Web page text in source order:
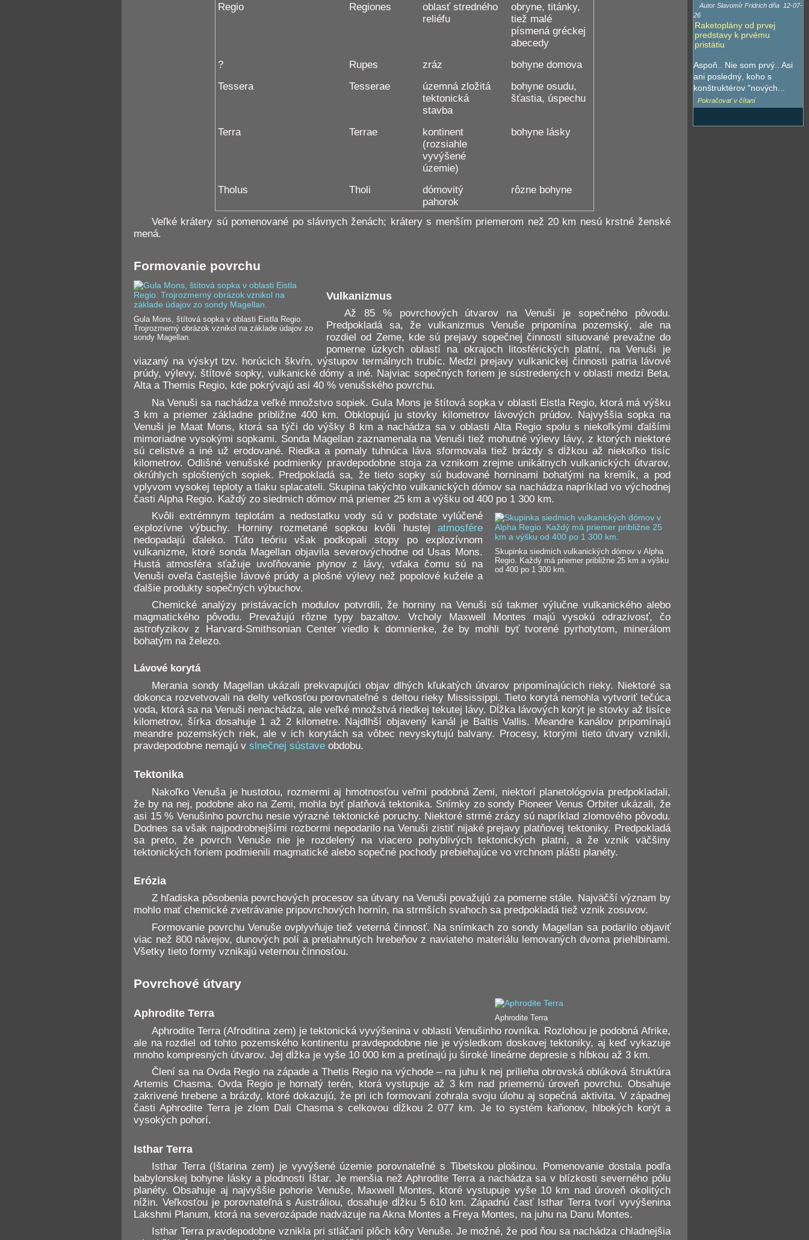
Regio
Regiones
oblasť stredného
reliéfu
obryne, titánky,
tiež malé
písmená gréckej
abecedy
?
Rupes zráz
bohyne domova
Tessera
Tesserae
územná zložitá
tektonická
stavba
bohyne osudu,
šťastia, úspechu
Terra Terrae
kontinent
(rozsiahle
vyvýšené
územie)
bohyne lásky
Tholus Tholi
dómovitý
pahorok
rôzne bohyne
Veľké krátery sú pomenované po slávnych ženách; krátery s menším priemerom než 20 km nesú krstné ženské
mená.
Formovanie povrchu
Gula Mons, štítová sopka v oblasti Eistla Regio.
Trojrozmerný obrázok vznikol na základe údajov zo
sondy Magellan.
Vulkanizmus
Až 85 % povrchových útvarov na Venuši je sopečného pôvodu.
Predpokladá sa, že vulkanizmus Venuše pripomína pozemský, ale na
rozdiel od Zeme, kde sú prejavy sopečnej činnosti situované prevažne do
pomerne úzkych oblastí na okrajoch litosférických platní, na Venuši je
viazaný na výskyt tzv. horúcich škvŕn, výstupov termálnych trubíc. Medzi prejavy vulkanickej činnosti patria lávové
prúdy, výlevy, štítové sopky, vulkanické dómy a iné. Najviac sopečných foriem je sústredených v oblasti medzi Beta,
Alta a Themis Regio, kde pokrývajú asi 40 % venušského povrchu.
Na Venuši sa nachádza veľké množstvo sopiek. Gula Mons je štítová sopka v oblasti Eistla Regio, ktorá má výšku
3 km a priemer základne približne 400 km. Obklopujú ju stovky kilometrov lávových prúdov. Najvyššia sopka na
Venuši je Maat Mons, ktorá sa týči do výšky 8 km a nachádza sa v oblasti Alta Regio spolu s niekoľkými ďalšími
mimoriadne vysokými sopkami. Sonda Magellan zaznamenala na Venuši tiež mohutné výlevy lávy, z ktorých niektoré
sú celistvé a iné už erodované. Riedka a pomaly tuhnúca láva sformovala tiež brázdy s dĺžkou až niekoľko tisíc
kilometrov. Odlišné venušské podmienky pravdepodobne stoja za vznikom zrejme unikátnych vulkanických útvarov,
okrúhlych sploštených sopiek. Predpokladá sa, že tieto sopky sú budované horninami bohatými na kremík, a pod
vplyvom vysokej teploty a tlaku splacateli. Skupina takýchto vulkanických dómov sa nachádza napríklad vo východnej
časti Alpha Regio. Každý zo siedmich dómov má priemer 25 km a výšku od 400 po 1 300 km.
Skupinka siedmich vulkanických dómov v Alpha
Regio. Každý má priemer približne 25 km a výšku
od 400 po 1 300 km.
Kvôli extrémnym teplotám a nedostatku vody sú v podstate vylúčené
explozívne výbuchy. Horniny rozmetané sopkou kvôli hustej atmosfére
nedopadajú ďaleko. Túto teóriu však podkopali stopy po explozívnom
vulkanizme, ktoré sonda Magellan objavila severovýchodne od Usas Mons.
Hustá atmosféra sťažuje uvoľňovanie plynov z lávy, vďaka čomu sú na
Venuši oveľa častejšie lávové prúdy a plošné výlevy než popolové kužele a
ďalšie produkty sopečných výbuchov.
Chemické analýzy pristávacích modulov potvrdili, že horniny na Venuši sú takmer výlučne vulkanického alebo
magmatického pôvodu. Prevažujú rôzne typy bazaltov. Vrcholy Maxwell Montes majú vysokú odrazivosť, čo
astrofyzikov z Harvard-Smithsonian Center viedlo k domnienke, že by mohli byť tvorené pyrhotytom, minerálom
bohatým na železo.
Lávové korytá
Merania sondy Magellan ukázali prekvapujúci objav dlhých kľukatých útvarov pripomínajúcich rieky. Niektoré sa
dokonca rozvetvovali na delty veľkosťou porovnateľné s deltou rieky Mississippi. Tieto korytá nemohla vytvoriť tečúca
voda, ktorá sa na Venuši nenachádza, ale veľké množstvá riedkej tekutej lávy. Dĺžka lávových korýt je stovky až tisíce
kilometrov, šírka dosahuje 1 až 2 kilometre. Najdlhší objavený kanál je Baltis Vallis. Meandre kanálov pripomínajú
meandre pozemských riek, ale v ich korytách sa vôbec nevyskytujú balvany. Procesy, ktorými tieto útvary vznikli,
pravdepodobne nemajú v slnečnej sústave obdobu.
Tektonika
Nakoľko Venuša je hustotou, rozmermi aj hmotnosťou veľmi podobná Zemi, niektorí planetológovia predpokladali,
že by na nej, podobne ako na Zemi, mohla byť platňová tektonika. Snímky zo sondy Pioneer Venus Orbiter ukázali, že
asi 15 % Venušinho povrchu nesie výrazné tektonické poruchy. Niektoré strmé zrázy sú napríklad zlomového pôvodu.
Dodnes sa však najpodrobnejšími rozbormi nepodarilo na Venuši zistiť nijaké prejavy platňovej tektoniky. Predpokladá
sa preto, že povrch Venuše nie je rozdelený na viacero pohyblivých tektonických platní, a že vznik väčšiny
tektonických foriem podmienili magmatické alebo sopečné pochody prebiehajúce vo vrchnom plášti planéty.
Erózia
Z hľadiska pôsobenia povrchových procesov sa útvary na Venuši považujú za pomerne stále. Najväčší význam by
mohlo mať chemické zvetrávanie pripovrchových hornín, na strmších svahoch sa predpokladá tiež vznik zosuvov.
Formovanie povrchu Venuše ovplyvňuje tiež veterná činnosť. Na snímkach zo sondy Magellan sa podarilo objaviť
viac než 800 návejov, dunových polí a pretiahnutých hrebeňov z naviateho materiálu lemovaných dvoma priehlbinami.
Všetky tieto formy vznikajú veternou činnosťou.
Povrchové útvary
Aphrodite Terra
Aphrodite Terra
Aphrodite Terra (Afroditina zem) je tektonická vyvýšenina v oblasti Venušinho rovníka. Rozlohou je podobná Afrike,
ale na rozdiel od tohto pozemského kontinentu pravdepodobne nie je výsledkom doskovej tektoniky, aj keď vykazuje
mnoho kompresných útvarov. Jej dĺžka je vyše 10 000 km a pretínajú ju široké lineárne depresie s hĺbkou až 3 km.
Člení sa na Ovda Regio na západe a Thetis Regio na východe – na juhu k nej prilieha obrovská oblúková štruktúra
Artemis Chasma. Ovda Regio je hornatý terén, ktorá vystupuje až 3 km nad priemernú úroveň povrchu. Obsahuje
zakrivené hrebene a brázdy, ktoré dokazujú, že pri ich formovaní zohrala svoju úlohu aj sopečná aktivita. V západnej
časti Aphrodite Terra je zlom Dali Chasma s celkovou dĺžkou 2 077 km. Je to systém kaňonov, hlbokých korýt a
vysokých pohorí.
Isthar Terra
Isthar Terra (Ištarina zem) je vyvýšené územie porovnateľné s Tibetskou plošinou. Pomenovanie dostala podľa
babylonskej bohyne lásky a plodnosti Ištar. Je menšia než Aphrodite Terra a nachádza sa v blízkosti severného pólu
planéty. Obsahuje aj najvyššie pohorie Venuše, Maxwell Montes, ktoré vystupuje vyše 10 km nad úroveň okolitých
nížin. Veľkosťou je porovnateľná s Austráliou, dosahuje dĺžku 5 610 km. Západnú časť Isthar Terra tvorí vyvýšenina
Lakshmi Planum, ktorá na severozápade nadväzuje na Akna Montes a Freya Montes, na juhu na Danu Montes.
Isthar Terra pravdepodobne vznikla pri stláčaní plôch kôry Venuše. Je možné, že pod ňou sa nachádza chladnejšia
Autor Slavomír Fridrich dňa 12-07-
26
Raketoplány od prvej
predstavy k prvému
pristátiu
Aspoň.. Nie som prvý.. Asi
ani posledný, koho s
konštruktérov "nových...
Pokračovať v čítaní